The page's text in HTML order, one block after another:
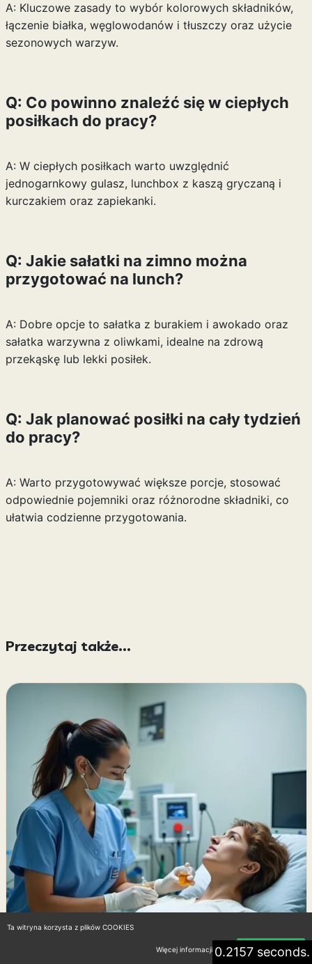
A: Kluczowe zasady to wybór kolorowych składników,
łączenie białka, węglowodanów i tłuszczy oraz użycie
sezonowych warzyw.
Q: Co powinno znaleźć się w ciepłych
posiłkach do pracy?
A: W ciepłych posiłkach warto uwzględnić
jednogarnkowy gulasz, lunchbox z kaszą gryczaną i
kurczakiem oraz zapiekanki.
Q: Jakie sałatki na zimno można
przygotować na lunch?
A: Dobre opcje to sałatka z burakiem i awokado oraz
sałatka warzywna z oliwkami, idealne na zdrową
przekąskę lub lekki posiłek.
Q: Jak planować posiłki na cały tydzień
do pracy?
A: Warto przygotowywać większe porcje, stosować
odpowiednie pojemniki oraz różnorodne składniki, co
ułatwia codzienne przygotowania.
Przeczytaj także...
0.2157 seconds.
Ta witryna korzysta z plików COOKIES
Więcej informacji Akceptuję